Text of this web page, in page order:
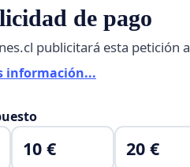
de pago
publicitará esta petición a
información...
10 € 20 €